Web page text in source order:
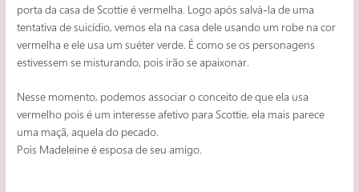
porta da casa de Scottie é vermelha. Logo após salvá-la de uma
tentativa de suicídio, vemos ela na casa dele usando um robe na cor
vermelha e ele usa um suéter verde. É como se os personagens
estivessem se misturando, pois irão se apaixonar.
Nesse momento, podemos associar o conceito de que ela usa
vermelho pois é um interesse afetivo para Scottie, ela mais parece
uma maçã, aquela do pecado.
Pois Madeleine é esposa de seu amigo.